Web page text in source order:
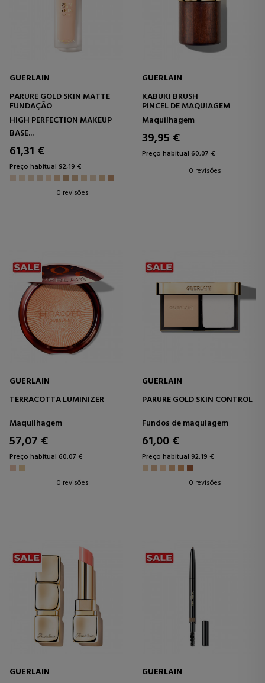
GUERLAIN
PARURE GOLD SKIN MATTE
FUNDAÇÃO
HIGH PERFECTION MAKEUP
BASE...
61,31 €
Preço habitual 92,19 €
0 revisões
GUERLAIN
KABUKI BRUSH
PINCEL DE MAQUIAGEM
Maquilhagem
39,95 €
Preço habitual 60,07 €
0 revisões
GUERLAIN
TERRACOTTA LUMINIZER
Maquilhagem
57,07 €
Preço habitual 60,07 €
0 revisões
GUERLAIN
PARURE GOLD SKIN CONTROL
Fundos de maquiagem
61,00 €
Preço habitual 92,19 €
0 revisões
GUERLAIN
GUERLAIN